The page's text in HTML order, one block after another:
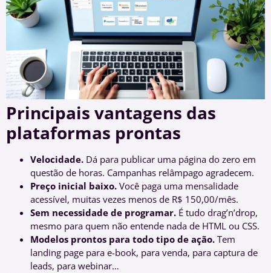
Principais vantagens das
plataformas prontas
Velocidade. Dá para publicar uma página do zero em
questão de horas. Campanhas relâmpago agradecem.
Preço inicial baixo. Você paga uma mensalidade
acessível, muitas vezes menos de R$ 150,00/mês.
Sem necessidade de programar. É tudo drag’n’drop,
mesmo para quem não entende nada de HTML ou CSS.
Modelos prontos para todo tipo de ação. Tem
landing page para e-book, para venda, para captura de
leads, para webinar…